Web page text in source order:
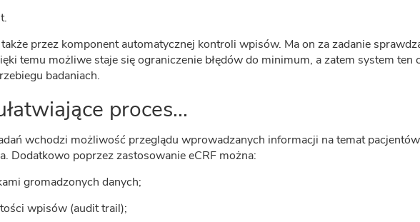
przez komponent automatycznej kontroli wpisów. Ma on za zadanie
temu możliwe staje się ograniczenie błędów do minimum, a zatem system
badaniach.
proces...
wchodzi możliwość przeglądu wprowadzanych informacji na temat
Dodatkowo poprzez zastosowanie eCRF można:
gromadzonych danych;
wpisów (audit trail);